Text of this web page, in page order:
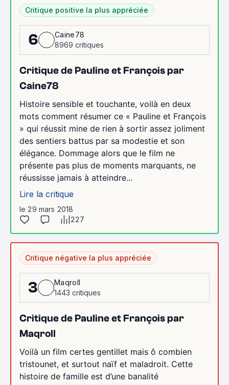
Critique positive la plus appréciée
6
Caine78
8969 critiques
Critique de Pauline et François par
Caine78
Histoire sensible et touchante, voilà en deux
mots comment résumer ce « Pauline et François
» qui réussit mine de rien à sortir assez joliment
des sentiers battus par sa modestie et son
élégance. Dommage alors que le film ne
présente pas plus de moments marquants, ne
réussisse jamais à atteindre...
Lire la critique
le 29 mars 2018
227
Critique négative la plus appréciée
3
Maqroll
1443 critiques
Critique de Pauline et François par
Maqroll
Voilà un film certes gentillet mais ô combien
tristounet, et surtout naïf et maladroit. Cette
histoire de famille est d’une banalité